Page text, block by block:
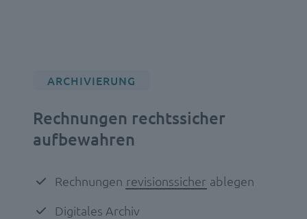
ARCHIVIERUNG
Rechnungen rechtssicher
aufbewahren
Rechnungen revisionssicher ablegen
Digitales Archiv